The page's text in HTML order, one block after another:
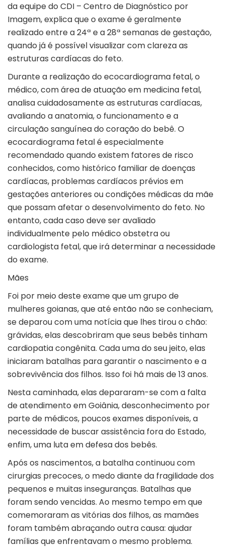
da equipe do CDI – Centro de Diagnóstico por
Imagem, explica que o exame é geralmente
realizado entre a 24ª e a 28ª semanas de gestação,
quando já é possível visualizar com clareza as
estruturas cardíacas do feto.
Durante a realização do ecocardiograma fetal, o
médico, com área de atuação em medicina fetal,
analisa cuidadosamente as estruturas cardíacas,
avaliando a anatomia, o funcionamento e a
circulação sanguínea do coração do bebê. O
ecocardiograma fetal é especialmente
recomendado quando existem fatores de risco
conhecidos, como histórico familiar de doenças
cardíacas, problemas cardíacos prévios em
gestações anteriores ou condições médicas da mãe
que possam afetar o desenvolvimento do feto. No
entanto, cada caso deve ser avaliado
individualmente pelo médico obstetra ou
cardiologista fetal, que irá determinar a necessidade
do exame.
Mães
Foi por meio deste exame que um grupo de
mulheres goianas, que até então não se conheciam,
se deparou com uma notícia que lhes tirou o chão:
grávidas, elas descobriram que seus bebês tinham
cardiopatia congênita. Cada uma do seu jeito, elas
iniciaram batalhas para garantir o nascimento e a
sobrevivência dos filhos. Isso foi há mais de 13 anos.
Nesta caminhada, elas depararam-se com a falta
de atendimento em Goiânia, desconhecimento por
parte de médicos, poucos exames disponíveis, a
necessidade de buscar assistência fora do Estado,
enfim, uma luta em defesa dos bebês.
Após os nascimentos, a batalha continuou com
cirurgias precoces, o medo diante da fragilidade dos
pequenos e muitas inseguranças. Batalhas que
foram sendo vencidas. Ao mesmo tempo em que
comemoraram as vitórias dos filhos, as mamães
foram também abraçando outra causa: ajudar
famílias que enfrentavam o mesmo problema.